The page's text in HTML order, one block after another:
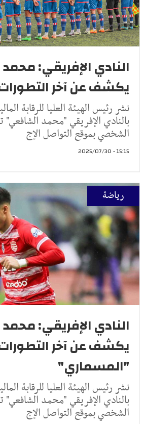
النادي الإفريقي:
يكشف عن آخر
نشر رئيس الهيئة العليا للرقابة
بالنادي الإفريقي "محمد
الشخصي بموقع التواصل الإج
15:15 - 2025/07/30
رياضة
النادي الإفريقي:
يكشف عن آخر
"المسماري"
نشر رئيس الهيئة العليا للرقابة
بالنادي الإفريقي "محمد
الشخصي بموقع التواصل الإج